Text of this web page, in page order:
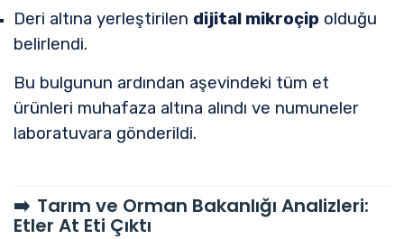
Deri altına yerleştirilen dijital mikroçip olduğu
belirlendi.
Bu bulgunun ardından aşevindeki tüm et
ürünleri muhafaza altına alındı ve numuneler
laboratuvara gönderildi.
➡️ Tarım ve Orman Bakanlığı Analizleri:
Etler At Eti Çıktı